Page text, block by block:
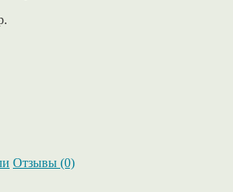
Отзывы (0)